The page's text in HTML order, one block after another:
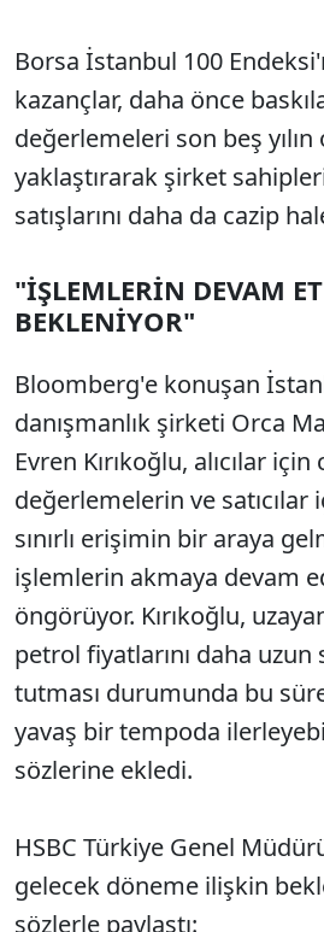
Borsa İstanbul 100
kazançlar, daha önce
değerlemeleri son beş
yaklaştırarak şirket
satışlarını daha da cazip
"İŞLEMLERİN DEVAM
BEKLENİYOR"
Bloomberg'e konuşan
danışmanlık şirketi Orca
Evren Kırıkoğlu, alıcılar için
değerlemelerin ve
sınırlı erişimin bir araya
işlemlerin akmaya devam
öngörüyor. Kırıkoğlu,
petrol fiyatlarını daha
tutması durumunda bu
yavaş bir tempoda
sözlerine ekledi.
HSBC Türkiye Genel
gelecek döneme ilişkin
sözlerle paylaştı: